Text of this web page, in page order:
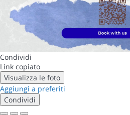
Condividi
Link copiato
Visualizza le foto
Aggiungi a preferiti
Condividi